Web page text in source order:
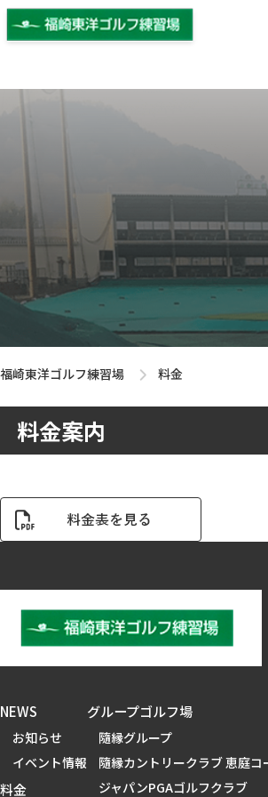
福崎東洋ゴルフ練習場 料金
料金案内
NEWS
お知らせ
イベント情報
料金
グループゴルフ場
隨縁グループ
隨縁カントリークラブ 恵庭コ
ジャパンPGAゴルフクラブ